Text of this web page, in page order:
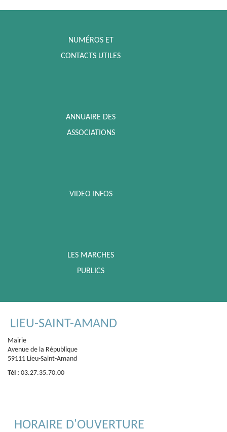
NUMÉROS ET
CONTACTS UTILES
ANNUAIRE DES
ASSOCIATIONS
VIDEO INFOS
LES MARCHES
PUBLICS
LIEU-SAINT-AMAND
Mairie
Avenue de la République
59111 Lieu-Saint-Amand
Tél : 03.27.35.70.00
HORAIRE D'OUVERTURE